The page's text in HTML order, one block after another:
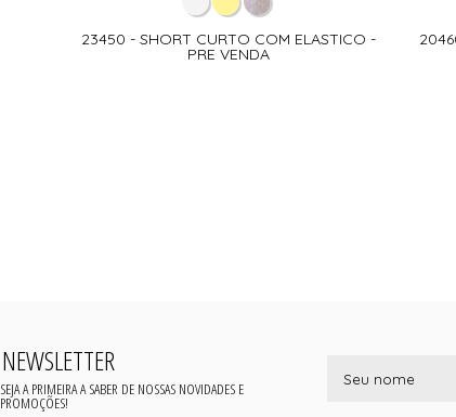
23450 - SHORT CURTO COM ELASTICO -
PRE VENDA
NEWSLETTER
SEJA A PRIMEIRA A SABER DE NOSSAS NOVIDADES E
PROMOÇÕES!